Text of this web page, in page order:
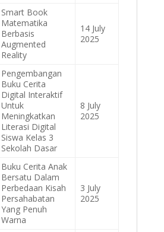
Smart Book
Matematika
Berbasis
Augmented
Reality
14 July
2025
Pengembangan
Buku Cerita
Digital Interaktif
Untuk
Meningkatkan
Literasi Digital
Siswa Kelas 3
Sekolah Dasar
8 July
2025
Buku Cerita Anak
Bersatu Dalam
Perbedaan Kisah
Persahabatan
Yang Penuh
Warna
3 July
2025